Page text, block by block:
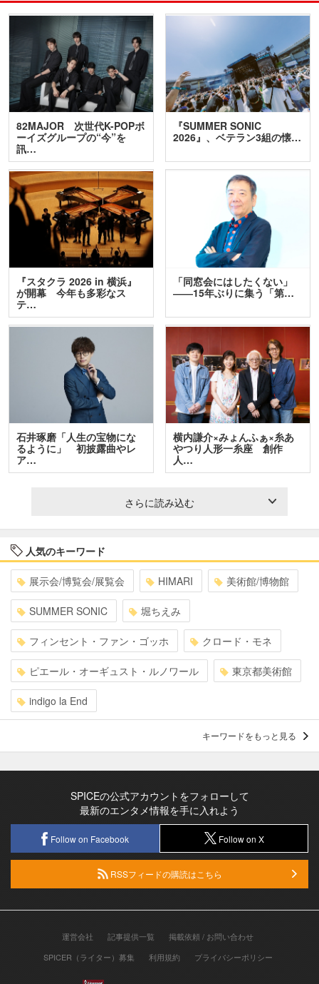
82MAJOR 次世代K-POPボ
ーイズグループの“今”を
訊…
『SUMMER SONIC
2026』、ベテラン3組の懐…
『スタクラ 2026 in 横浜』
が開幕 今年も多彩なス
テ…
「同窓会にはしたくない」
――15年ぶりに集う「第…
石井琢磨「人生の宝物にな
るように」 初披露曲やレ
ア…
横内謙介×みょんふぁ×糸あ
やつり人形一糸座 創作
人…
さらに読み込む
人気のキーワード
展示会/博覧会/展覧会 HIMARI 美術館/博物館
SUMMER SONIC 堀ちえみ
フィンセント・ファン・ゴッホ クロード・モネ
ピエール・オーギュスト・ルノワール 東京都美術館
indigo la End
キーワードをもっと見る
SPICEの公式アカウントをフォローして
最新のエンタメ情報を手に入れよう
Follow on Facebook Follow on X
RSSフィードの購読はこちら
運営会社 記事提供一覧
掲載依頼 / お問い合わせ
SPICER（ライター）募集
利用規約 プライバシーポリシー